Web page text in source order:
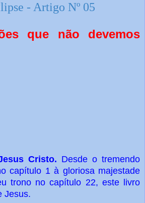
- Artigo Nº 05
que não devemos
Cristo. Desde o tremendo
capítulo 1 à gloriosa majestade
trono no capítulo 22, este livro
Jesus.